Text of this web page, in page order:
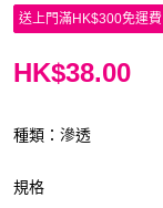
送上門滿HK$300免運費
HK$38.00
種類：滲透
規格